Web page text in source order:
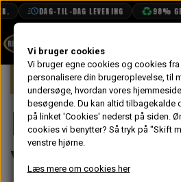
DAG-TIL-DAG LEVERING 98%
BOOK TID
PROJEKTER
TEKNISK DATA
Forside Mini
Varme,
Vi bruger cookies
Vi bruger egne cookies og cookies
personalisere din brugeroplevelse, til
undersøge, hvordan vores
besøgende. Du kan altid tilbagekalde
på linket 'Cookies' nederst på siden.
cookies vi benytter? Så tryk på "Skift
venstre hjørne.
Læs mere om cookies her